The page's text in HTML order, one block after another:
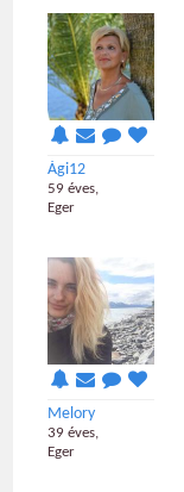
Ági12
59 éves,
Eger
Melory
39 éves,
Eger